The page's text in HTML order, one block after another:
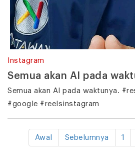
Instagram
Semua akan AI pada
Semua akan AI pada waktunya.
#google #reelsinstagram
Awal Sebelumnya 1